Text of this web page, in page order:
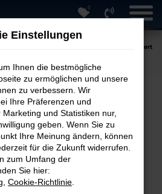
0
Land Rover günstig online kaufen – Auto Seubert
online kaufen –
möglich!
vonLand
Einstellungen
Ihnen die bestmögliche
zu ermöglichen und unsere
zu verbessern. Wir
Ihre Präferenzen und
und Statistiken nur,
geben. Wenn Sie zu
Ihre Meinung ändern, können
für die Zukunft widerrufen.
zum Umfang der
Sie hier:
Cookie-Richtlinie